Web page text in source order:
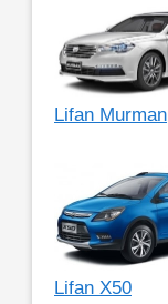
Lifan Murman
Lifan X50